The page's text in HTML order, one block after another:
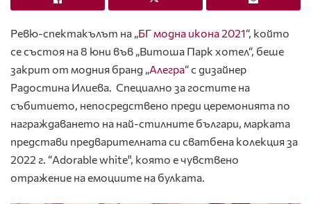
Ревю-спектакълът на „БГ модна икона 2021“, който
се състоя на 8 юни във „Витоша Парк хотел“, беше
закрит от модния бранд „Алегра“ с дизайнер
Радостина Илиева. Специално за гостите на
събитието, непосредствено преди церемонията по
награждаването на най-стилните българи, марката
представи предварителната си сватбена колекция за
2022 г. “Adorable white", която е чувствено
отражение на емоциите на булката.